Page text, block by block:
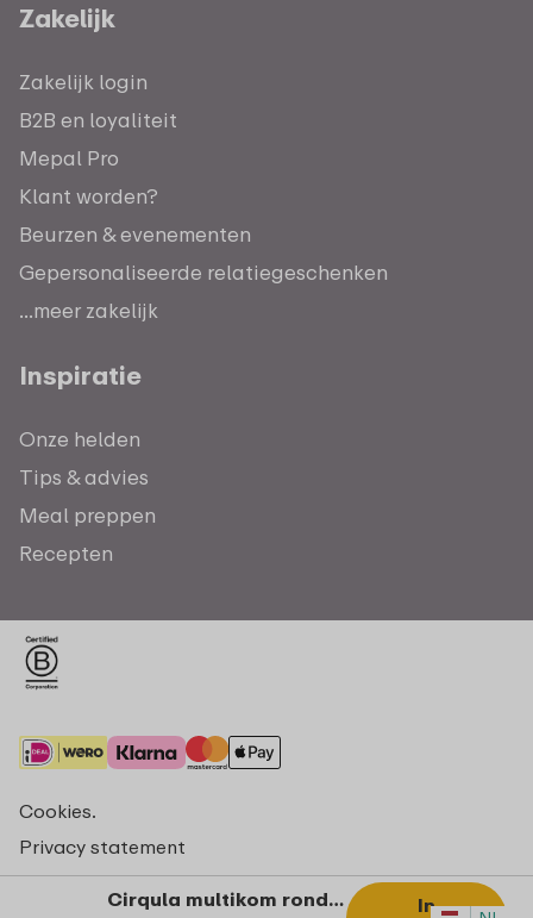
Cirqula multikom rond 350 ml - Vivid lilac In
Zakelijk
Zakelijk login
B2B en loyaliteit
Mepal Pro
Klant worden?
Beurzen & evenementen
Gepersonaliseerde relatiegeschenken
...meer zakelijk
Inspiratie
Onze helden
Tips & advies
Meal preppen
Recepten
Cookies.
Privacy statement
Algemene voorwaarden - consumenten